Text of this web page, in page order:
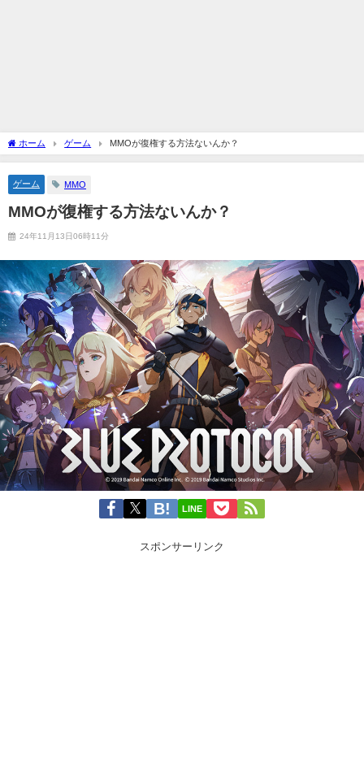
ホーム ゲーム MMOが復権する方法ないんか？
ゲーム MMO
MMOが復権する方法ないんか？
24年11月13日06時11分
LINE
スポンサーリンク